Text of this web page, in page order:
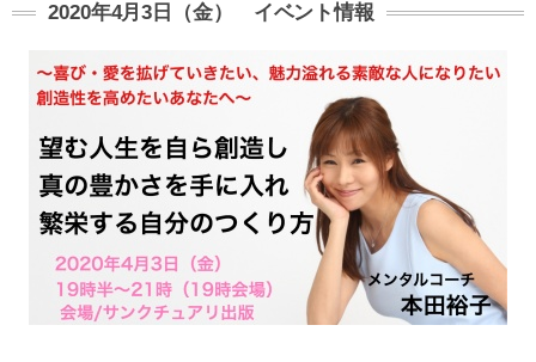
2020年4月3日（金） イベント情報